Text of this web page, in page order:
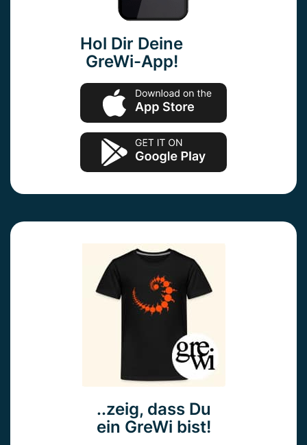
Hol Dir Deine
GreWi-App!
..zeig, dass Du
ein GreWi bist!